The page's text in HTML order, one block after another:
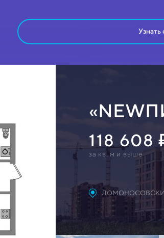
Узнать
118 608
за кв. м и выше